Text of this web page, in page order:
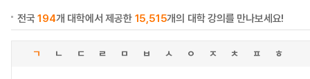
전국194개 대학에서 제공한 15,515개의 대학 강의를 만나보세요!
ㄱ ㄴ ㄷ ㄹ ㅁ ㅂ ㅅ ㅇ ㅈ ㅊ ㅍ ㅎ